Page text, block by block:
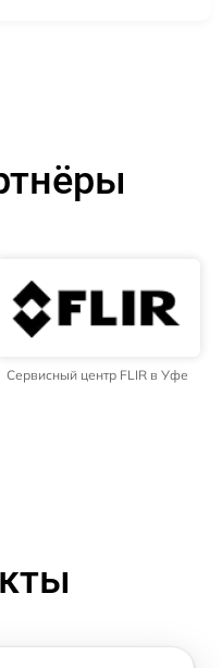
Сервисный центр FLIR в Уфе